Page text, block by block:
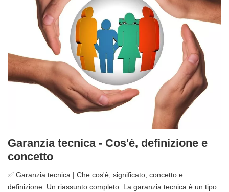
Garanzia tecnica - Cos'è, definizione e
concetto
✅ Garanzia tecnica | Che cos'è, significato, concetto e
definizione. Un riassunto completo. La garanzia tecnica è un tipo